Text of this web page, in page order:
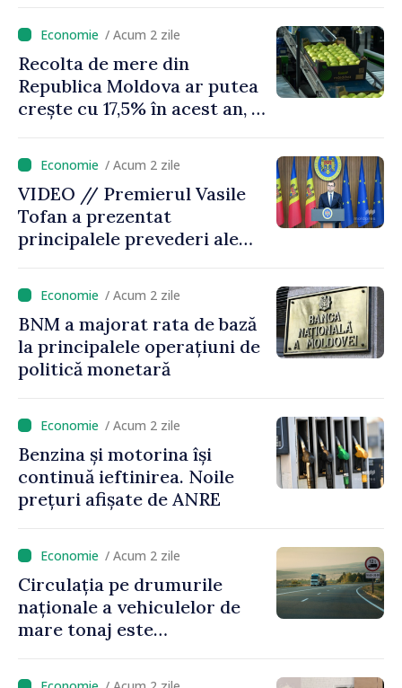
puțin munca, stimulăm
investițiile, taxăm viciile și
echilibrăm taxarea
consumului”
/ Acum 2 zile
Recolta de mere din
Republica Moldova ar putea
crește cu 17,5% în acest an, în
este estimată în scădere
/ Acum 2 zile
VIDEO // Premierul Vasile
Tofan a prezentat
principalele prevederi ale
2027
/ Acum 2 zile
BNM a majorat rata de bază
la principalele operațiuni de
politică monetară
/ Acum 2 zile
Benzina și motorina își
continuă ieftinirea. Noile
prețuri afișate de ANRE
/ Acum 2 zile
Circulația pe drumurile
naționale a vehiculelor de
mare tonaj este
caniculă